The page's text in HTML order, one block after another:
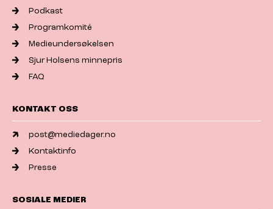
Podkast
Programkomité
Medieundersøkelsen
Sjur Holsens minnepris
FAQ
KONTAKT OSS
post@mediedager.no
Kontaktinfo
Presse
SOSIALE MEDIER